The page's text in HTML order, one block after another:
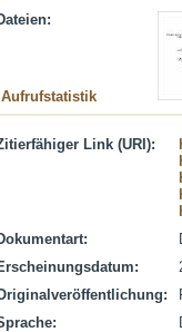
Aufrufstatistik
Link (URI):